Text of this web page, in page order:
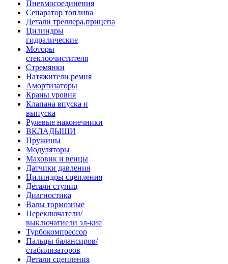
Пневмосоединения
Сепаратор топлива
Детали треллера,прицепа
Цилиндры
гидралические
Моторы
стеклоочистителя
Стремянки
Натяжители ремня
Амортизаторы
Краны уровня
Клапана впуска и
выпуска
Рулевые наконечники
ВКЛАДЫШИ
Пружины
Модуляторы
Маховик и венцы
Датчики давления
Цилиндры сцепления
Детали ступиц
Диагностика
Валы тормозные
Переключатели/
выключатиели эл-кие
Турбокомпрессор
Пальцы балансиров/
стабилизаторов
Детали сцепления